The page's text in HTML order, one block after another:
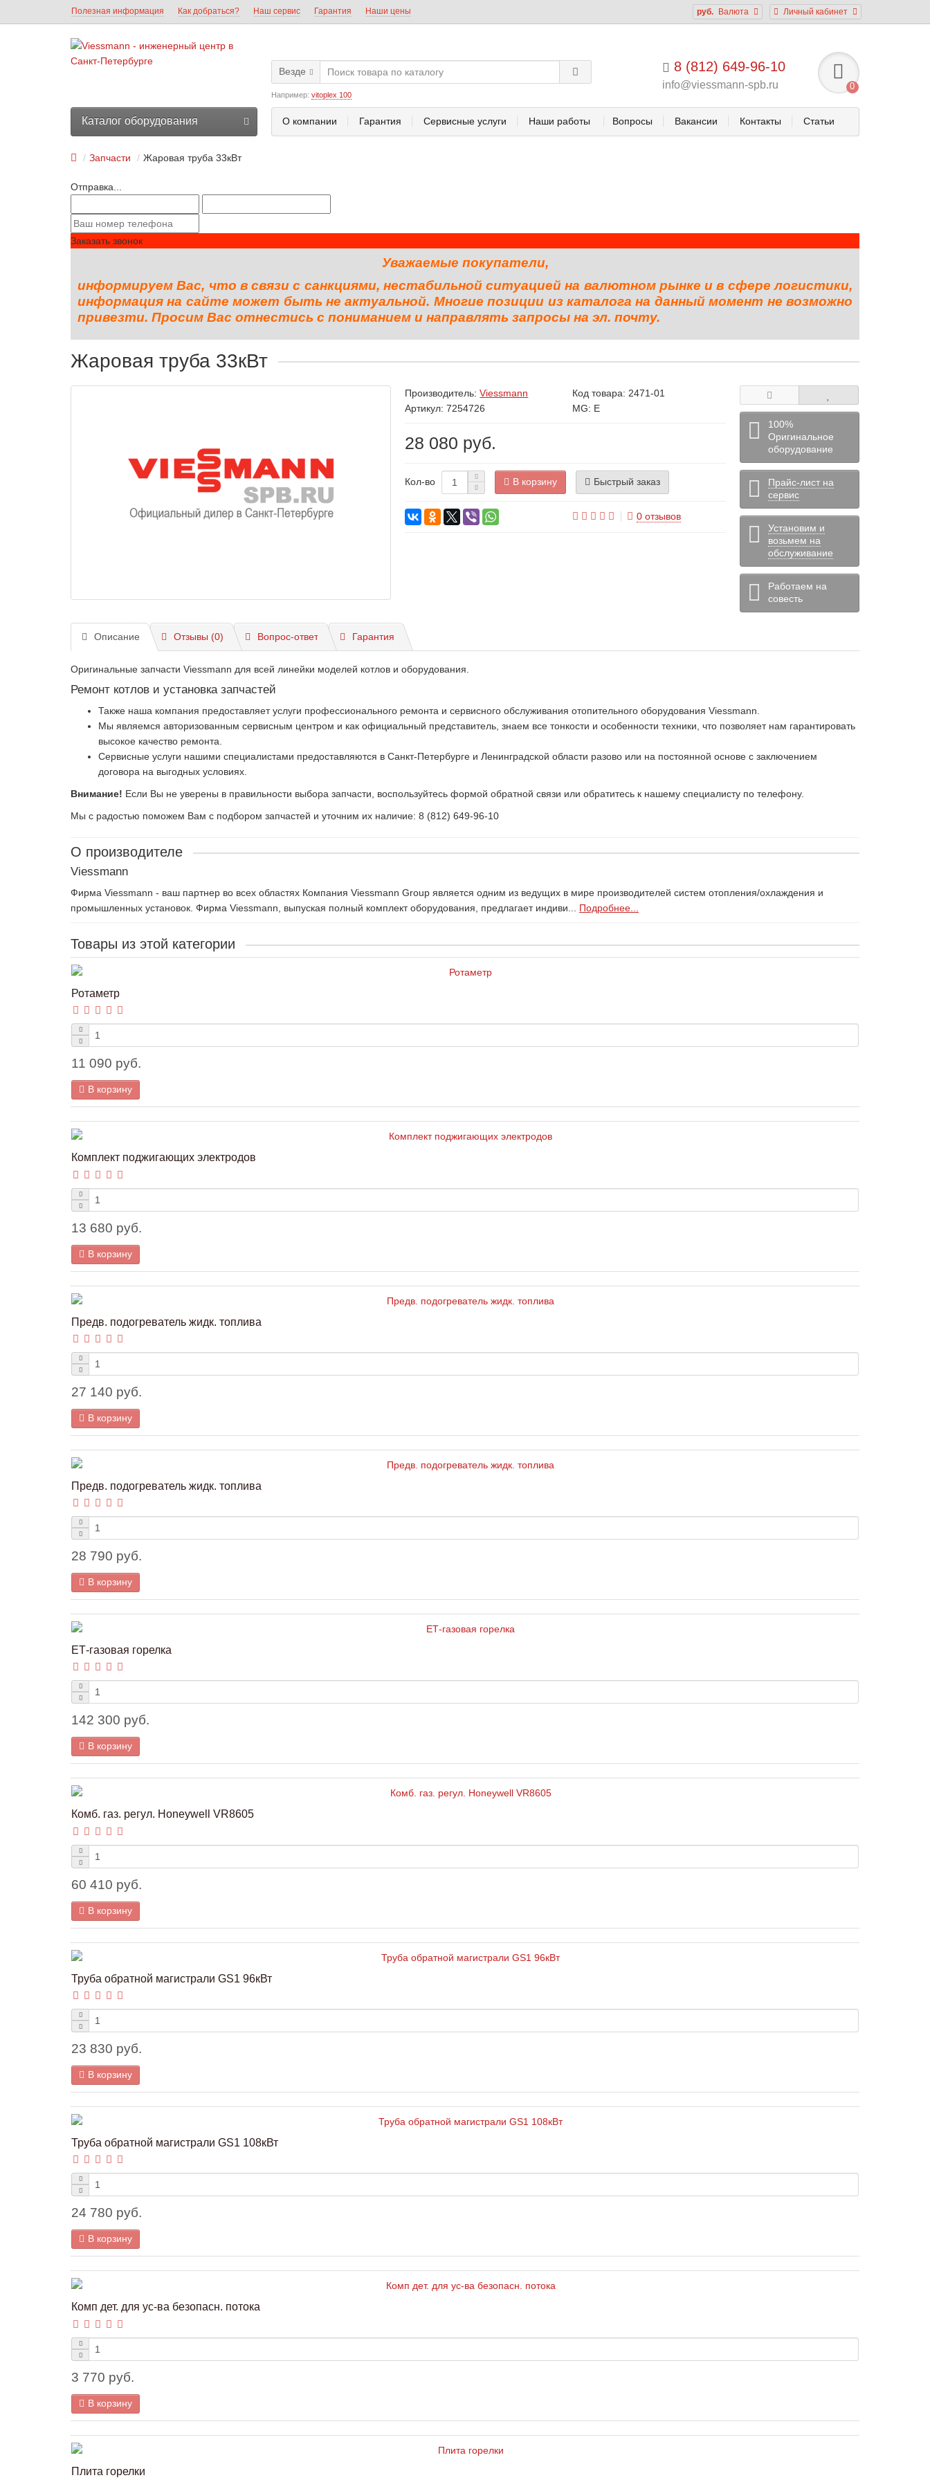
Личный кабинет
руб. Валюта
Полезная информация Как добраться? Наш сервис Гарантия Наши цены
8 (812) 649-96-10
info@viessmann-spb.ru 0
Везде
Например: vitoplex 100
О компании Гарантия Сервисные услуги Наши работы Вопросы Вакансии Контакты Статьи
Каталог оборудования
Запчасти Жаровая труба 33кВт
Отправка...
Заказать звонок
Уважаемые покупатели,
информируем Вас, что в связи с санкциями, нестабильной ситуацией на валютном рынке и в сфере логистики,
информация на сайте может быть не актуальной. Многие позиции из каталога на данный момент не возможно
привезти. Просим Вас отнестись с пониманием и направлять запросы на эл. почту.
Жаровая труба 33кВт
Производитель:Viessmann Код товара: 2471-01
Артикул: 7254726
MG: E
28 080 руб.
Кол-во В корзину Быстрый заказ
0 отзывов
100%
Оригинальное
оборудование
Прайс-лист на
сервис
Установим и
возьмем на
обслуживание
Работаем на
совесть
Описание Отзывы (0) Вопрос-ответ Гарантия
Оригинальные запчасти Viessmann для всей линейки моделей котлов и оборудования.
Ремонт котлов и установка запчастей
Также наша компания предоставляет услуги профессионального ремонта и сервисного обслуживания отопительного оборудования Viessmann.
Мы являемся авторизованным сервисным центром и как официальный представитель, знаем все тонкости и особенности техники, что позволяет нам гарантировать
высокое качество ремонта.
Сервисные услуги нашими специалистами предоставляются в Санкт-Петербурге и Ленинградской области разово или на постоянной основе с заключением
договора на выгодных условиях.
Внимание! Если Вы не уверены в правильности выбора запчасти, воспользуйтесь формой обратной связи или обратитесь к нашему специалисту по телефону.
Мы с радостью поможем Вам с подбором запчастей и уточним их наличие: 8 (812) 649-96-10
О производителе
Viessmann
Фирма Viessmann - ваш партнер во всех областях Компания Viessmann Group является одним из ведущих в мире производителей систем отопления/охлаждения и
промышленных установок. Фирма Viessmann, выпуская полный комплект оборудования, предлагает индиви... Подробнее...
Товары из этой категории
Ротаметр
11 090 руб.
В корзину
Комплект поджигающих электродов
13 680 руб.
В корзину
Предв. подогреватель жидк. топлива
27 140 руб.
В корзину
Предв. подогреватель жидк. топлива
28 790 руб.
В корзину
ЕТ-газовая горелка
142 300 руб.
В корзину
Комб. газ. регул. Honeywell VR8605
60 410 руб.
В корзину
Труба обратной магистрали GS1 96кВт
23 830 руб.
В корзину
Труба обратной магистрали GS1 108кВт
24 780 руб.
В корзину
Комп дет. для ус-ва безопасн. потока
3 770 руб.
В корзину
Плита горелки